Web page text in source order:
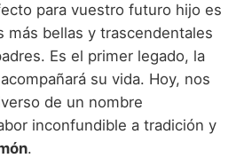
que empiezan por D
que empiezan por E
que empiezan por F
que empiezan por G
que empiezan por H
de Niño Asturianos
de Niño Baleares
de Niño Canarios
de Niño Cantabros
de Niño Celtas
de Niño Egipcios
de Niño Griegos
de Niño Mitologicos
de Niño Alemanes
de Niño Americanos
de Niño Arabes
de Niño Chinos
Buscar
para vuestro futuro hijo es
más bellas y trascendentales
Es el primer legado, la
su vida. Hoy, nos
de un nombre
inconfundible a tradición y
.